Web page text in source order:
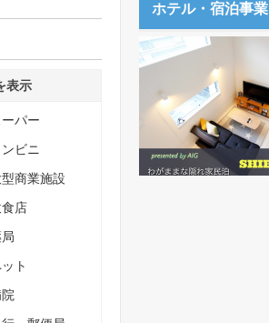
表示
ーパー
ンビニ
商業施設
店
ト
ホテル・宿泊事業